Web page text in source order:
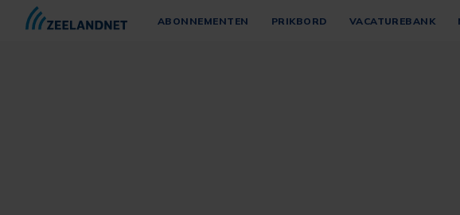
ABONNEMENTEN PRIKBORD VACATUREBANK